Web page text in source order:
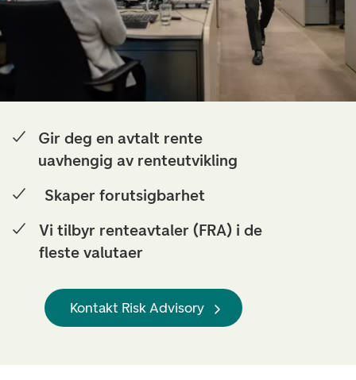
Gir deg en avtalt rente
uavhengig av renteutvikling
Skaper forutsigbarhet
Vi tilbyr renteavtaler (FRA) i de
fleste valutaer
Kontakt Risk Advisory